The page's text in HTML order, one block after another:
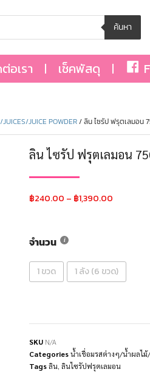
ค้นหา
อเรา เช็คพัสดุ
JUICE POWDER/ ลิน ไซรัป ฟรุตเลมอน
ลิน ไซรัป ฟรุตเลมอน
฿240.00 – ฿1,390.00
จำนวน
1 ขวด 1 ลัง (6 ขวด)
SKU N/A
Categoriesน้ำเชื่อมรสต่างๆ/น้ำผลไม้/ผ
Tagsลิน, ลินไซรัปฟรุตเลมอน